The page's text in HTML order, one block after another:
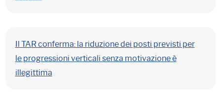
Il TAR conferma: la riduzione dei posti previsti per
le progressioni verticali senza motivazione è
illegittima